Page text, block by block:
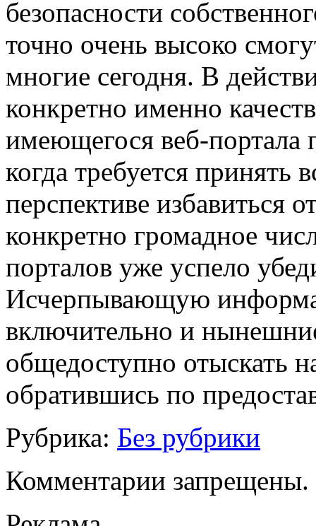
безопасности
точно очень высоко
многие сегодня. В
конкретно именно
имеющегося веб-портала
когда требуется принять
перспективе избавиться
конкретно громадное
порталов уже успело
Исчерпывающую
включительно и
общедоступно отыскать
обратившись по
Рубрика: Без рубрики
Комментарии запрещены.